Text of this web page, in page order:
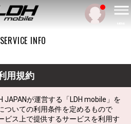
SERVICE INFO
用規約
JAPANが運営する「LDH mobile」を
ついての利用条件を定めるもので
ビス上で提供するサービスを利用す